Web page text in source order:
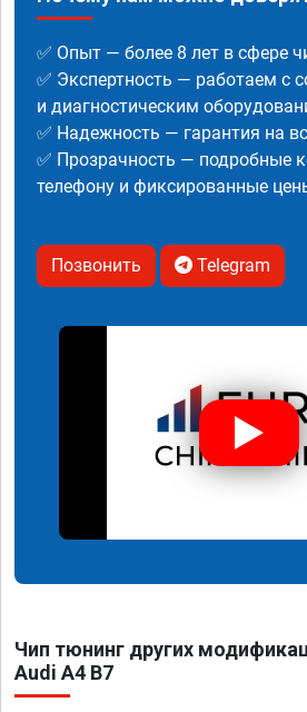
✅ Опыт — более 8 лет в сфере
✅ Экспертность — работаем с
и диагностическим
✅ Надежность — гарантия на
✅ Прозрачность — подробные
телефону и фиксированные
Позвонить Telegram
Чип тюнинг других
Audi A4 B7